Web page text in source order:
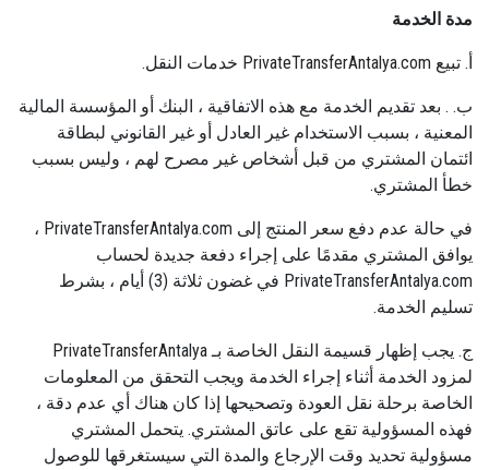
مدة الخدمة
أ. تبيع PrivateTransferAntalya.com خدمات النقل.
ب. . بعد تقديم الخدمة مع هذه الاتفاقية ، البنك أو المؤسسة المالية
المعنية ، بسبب الاستخدام غير العادل أو غير القانوني لبطاقة
ائتمان المشتري من قبل أشخاص غير مصرح لهم ، وليس بسبب
خطأ المشتري.
في حالة عدم دفع سعر المنتج إلى PrivateTransferAntalya.com ،
يوافق المشتري مقدمًا على إجراء دفعة جديدة لحساب
PrivateTransferAntalya.com في غضون ثلاثة (3) أيام ، بشرط
تسليم الخدمة.
ج. يجب إظهار قسيمة النقل الخاصة بـ PrivateTransferAntalya
لمزود الخدمة أثناء إجراء الخدمة ويجب التحقق من المعلومات
الخاصة برحلة نقل العودة وتصحيحها إذا كان هناك أي عدم دقة ،
فهذه المسؤولية تقع على عاتق المشتري. يتحمل المشتري
مسؤولية تحديد وقت الإرجاع والمدة التي سيستغرقها للوصول